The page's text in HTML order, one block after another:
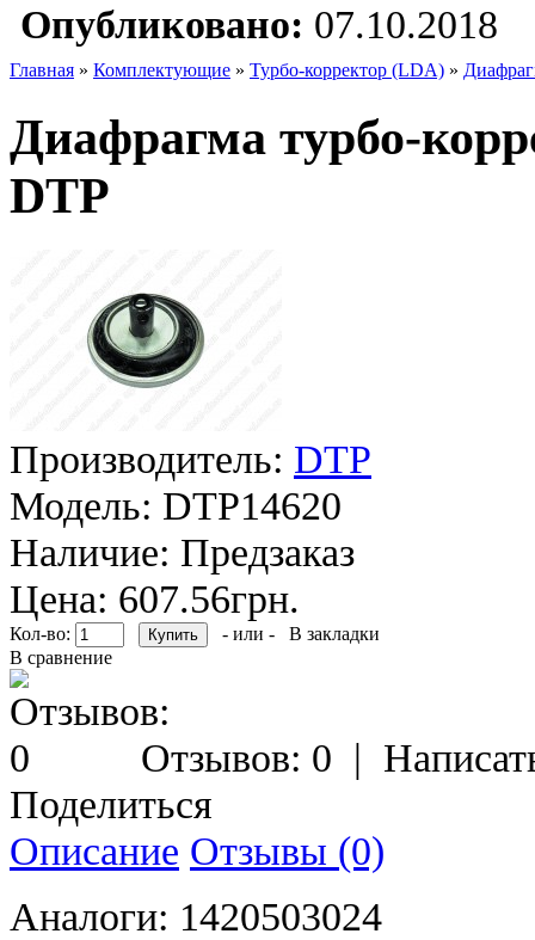
Опубликовано: 07.10.2018
Главная » Комплектующие » Турбо-корректор (LDA) »
Диафрагма турбо-
DTP
Производитель: DTP
Модель: DTP14620
Наличие: Предзаказ
Цена: 607.56грн.
Кол-во: - или -
В закладки
В сравнение
Отзывов: 0 |
Поделиться
Описание Отзывы (0)
Аналоги: 1420503024